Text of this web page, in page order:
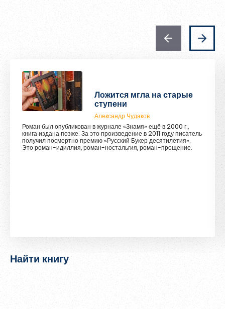
Ложится мгла на старые
ступени
Александр Чудаков
Роман был опубликован в журнале «Знамя» ещё в 2000 г.,
книга издана позже. За это произведение в 2011 году писатель
получил посмертно премию «Русский Букер десятилетия».
Это роман-идиллия, роман-ностальгия, роман-прощение.
Найти книгу